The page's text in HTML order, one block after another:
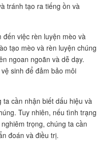
tránh tạo ra tiếng ồn và
việc rèn luyện mèo và
tạo mèo và rèn luyện chúng
ngoan ngoãn và dễ dạy.
sinh để đảm bảo môi
cần nhận biết dấu hiệu và
Tuy nhiên, nếu tình trạng
trọng, chúng ta cần
đoán và điều trị.